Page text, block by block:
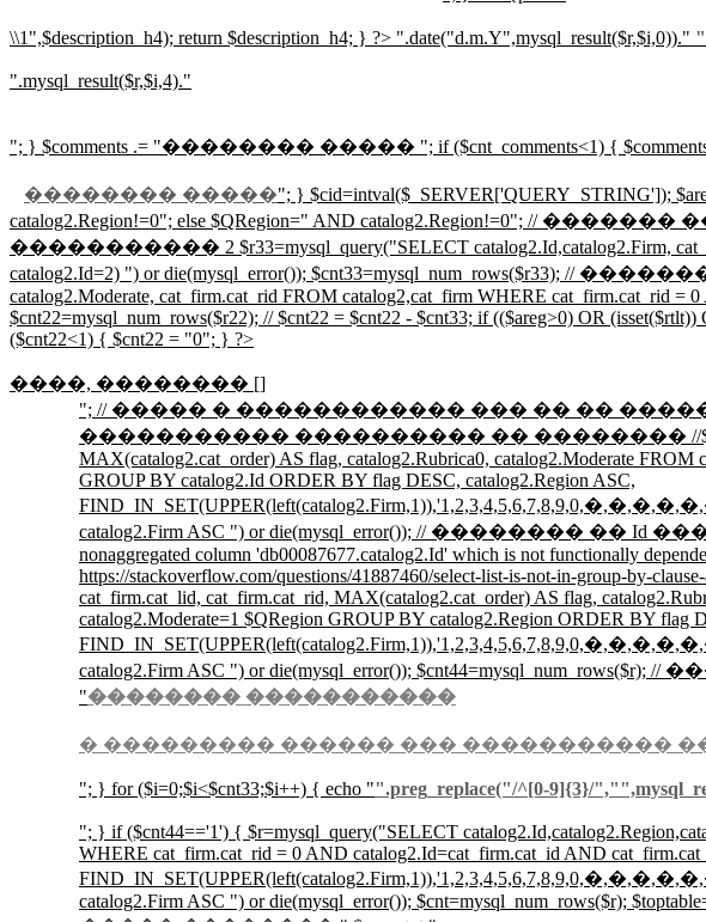
\\1",$description_h4); return $description_h4; } ?> ".date("d.m.Y",mysql_result($r,$i,0))."
".mysql_result($r,$i,4)."
"; } $comments .= "�������� ����� "; if ($cnt_comments<1) {
�������� �����"; } $cid=intval($_SERVER['QUERY_STRING']);
catalog2.Region!=0"; else $QRegion=" AND
����������� 2 $r33=mysql_query("SELECT catalog2.Id,catalog2.Firm,
catalog2.Id=2) ") or die(mysql_error()); $cnt33=mysql_num_rows($r33);
catalog2.Moderate, cat_firm.cat_rid FROM catalog2,cat_firm WHERE cat_firm.cat_rid
$cnt22=mysql_num_rows($r22); // $cnt22 = $cnt22 - $cnt33; if (($areg>0) OR
($cnt22<1) { $cnt22 = "0"; } ?>
����, �������� []
"; // ����� � ������������ ��� �� �� ��������� �
����������� ���������� �� �������� //
MAX(catalog2.cat_order) AS flag, catalog2.Rubrica0, catalog2.Moderate
GROUP BY catalog2.Id ORDER BY flag DESC, catalog2.Region ASC,
catalog2.Firm ASC ") or die(mysql_error()); // �������� �� Id
nonaggregated column 'db00087677.catalog2.Id' which is not functionally
https://stackoverflow.com/questions/41887460/select-list-is-not-in-group-by-
cat_firm.cat_lid, cat_firm.cat_rid, MAX(catalog2.cat_order) AS flag,
catalog2.Moderate=1 $QRegion GROUP BY catalog2.Region ORDER BY flag
catalog2.Firm ASC ") or die(mysql_error());
"�������� �����������
� ��������� ������ ��� �����������
"; } for ($i=0;$i<$cnt33;$i++) { echo "".preg_replace("/^[0-9]{3}/
"; } if ($cnt44=='1') { $r=mysql_query("SELECT
WHERE cat_firm.cat_rid = 0 AND catalog2.Id=cat_firm.cat_id AND
catalog2.Firm ASC ") or die(mysql_error()); $cnt=mysql_num_rows($r);